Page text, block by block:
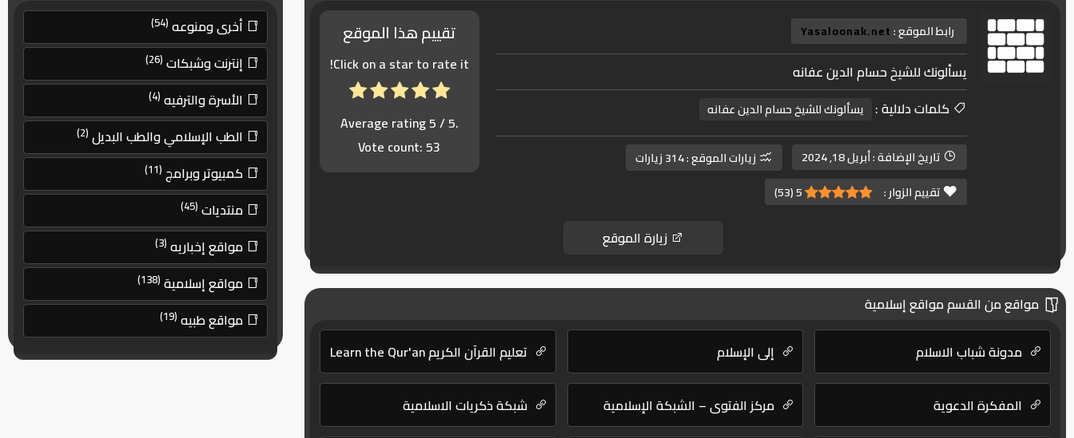
رابط الموقع :Yasaloonak.net
يسألونك للشيخ حسام الدين عفانه
كلمات دلالية :
يسألونك للشيخ حسام الدين عفانه
تاريخ الإضافة :أبريل 18, 2024 زيارات الموقع :314 زيارات
تقييم الزوار :
5
(
53
)
تقييم هذا الموقع
Click on a star to rate it!
Average rating5/ 5.
Vote count:53
زيارة الموقع
مواقع من القسم مواقع إسلامية
مدونة شباب الاسلام
إلى الإسلام تعليم القرآن الكريم Learn the Qur'an
المفكرة الدعوية مركز الفتوى – الشبكة الإسلامية شبكة ذكريات الاسلامية
أخرى ومنوعه (54)
إنترنت وشبكات (26)
الأسرة والترفيه (4)
الطب الإسلامي والطب البديل (2)
كمبيوتر وبرامج (11)
منتديات (45)
مواقع إخباريه (3)
مواقع إسلامية (138)
مواقع طبيه (19)